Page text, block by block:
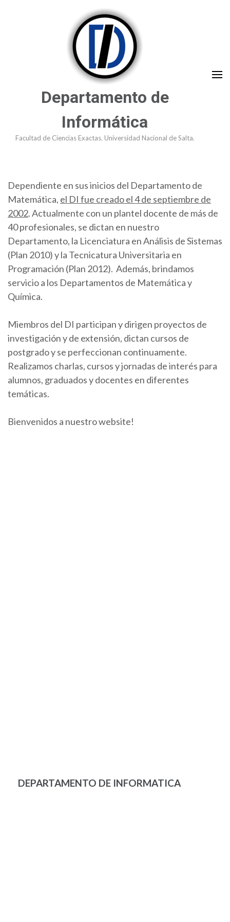
Departamento de
Informática
Facultad de Ciencias Exactas. Universidad Nacional de Salta.
Dependiente en sus inicios del Departamento de
Matemática, el DI fue creado el 4 de septiembre de
2002. Actualmente con un plantel docente de más de
40 profesionales, se dictan en nuestro
Departamento, la Licenciatura en Análisis de Sistemas
(Plan 2010) y la Tecnicatura Universitaria en
Programación (Plan 2012). Además, brindamos
servicio a los Departamentos de Matemática y
Química.
Miembros del DI participan y dirigen proyectos de
investigación y de extensión, dictan cursos de
postgrado y se perfeccionan continuamente.
Realizamos charlas, cursos y jornadas de interés para
alumnos, graduados y docentes en diferentes
temáticas.
Bienvenidos a nuestro website!
DEPARTAMENTO DE INFORMATICA